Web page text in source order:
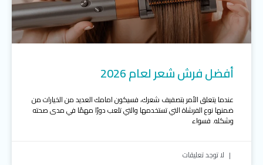
أفضل فرش شعر لعام 2026
عندما يتعلق الأمر بتصفيف شعرك، فسيكون امامك العديد من الخيارات من
ضمنها نوع الفرشاة التي تستخدمها والتي تلعب دورًا مهمًا في مدى صحته
وشكله. فسواء
لا توجد تعليقات